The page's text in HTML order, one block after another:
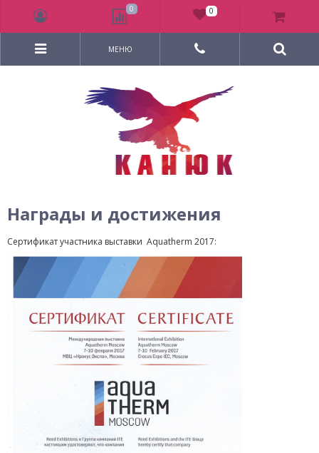
МЕНЮ
Награды и достижения
Сертификат участника выставки Aquatherm 2017:
0 0